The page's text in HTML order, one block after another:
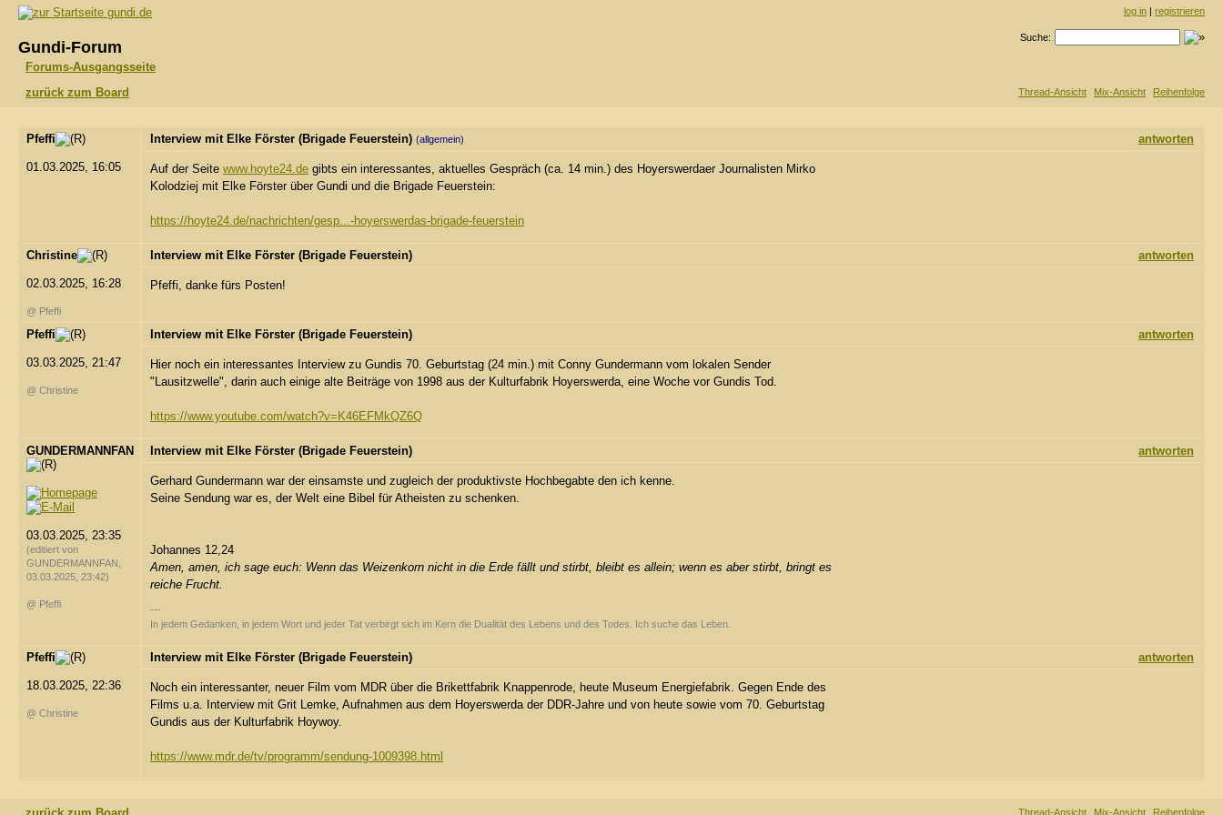
gundi.de
Gundi-Forum
Forums-Ausgangsseite
log in | registrieren
Suche:
zurück zum Board Thread-Ansicht Mix-Ansicht Reihenfolge
Pfeffi
01.03.2025, 16:05
Interview mit Elke Förster (Brigade Feuerstein) (allgemein) antworten
Auf der Seite www.hoyte24.de gibts ein interessantes, aktuelles Gespräch (ca. 14 min.) des Hoyerswerdaer Journalisten Mirko
Kolodziej mit Elke Förster über Gundi und die Brigade Feuerstein:
https://hoyte24.de/nachrichten/gesp...-hoyerswerdas-brigade-feuerstein
Christine
02.03.2025, 16:28
@ Pfeffi
Interview mit Elke Förster (Brigade Feuerstein) antworten
Pfeffi, danke fürs Posten!
Pfeffi
03.03.2025, 21:47
@ Christine
Interview mit Elke Förster (Brigade Feuerstein) antworten
Hier noch ein interessantes Interview zu Gundis 70. Geburtstag (24 min.) mit Conny Gundermann vom lokalen Sender
"Lausitzwelle", darin auch einige alte Beiträge von 1998 aus der Kulturfabrik Hoyerswerda, eine Woche vor Gundis Tod.
https://www.youtube.com/watch?v=K46EFMkQZ6Q
GUNDERMANNFAN
03.03.2025, 23:35
(editiert von
GUNDERMANNFAN,
03.03.2025, 23:42)
@ Pfeffi
Interview mit Elke Förster (Brigade Feuerstein) antworten
Gerhard Gundermann war der einsamste und zugleich der produktivste Hochbegabte den ich kenne.
Seine Sendung war es, der Welt eine Bibel für Atheisten zu schenken.
Johannes 12,24
Amen, amen, ich sage euch: Wenn das Weizenkorn nicht in die Erde fällt und stirbt, bleibt es allein; wenn es aber stirbt, bringt es
reiche Frucht.
---
In jedem Gedanken, in jedem Wort und jeder Tat verbirgt sich im Kern die Dualität des Lebens und des Todes. Ich suche das Leben.
Pfeffi
18.03.2025, 22:36
@ Christine
Interview mit Elke Förster (Brigade Feuerstein) antworten
Noch ein interessanter, neuer Film vom MDR über die Brikettfabrik Knappenrode, heute Museum Energiefabrik. Gegen Ende des
Films u.a. Interview mit Grit Lemke, Aufnahmen aus dem Hoyerswerda der DDR-Jahre und von heute sowie vom 70. Geburtstag
Gundis aus der Kulturfabrik Hoywoy.
https://www.mdr.de/tv/programm/sendung-1009398.html
Thread-Ansicht Mix-Ansicht Reihenfolge